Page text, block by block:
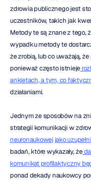
zdrowia publicznego jest
uczestników, takich jak
Metody te są znane z tego,
wypadku metody te
że zrobią, lub co uważają,
ponieważ często istnieje
ankietach, a tym, co
działaniami.
Jednym ze sposobów na
strategii komunikacji w
neuronaukowej jako
badań, które wykazały, że
komunikat profilaktyczny
ponad dekady naukowcy